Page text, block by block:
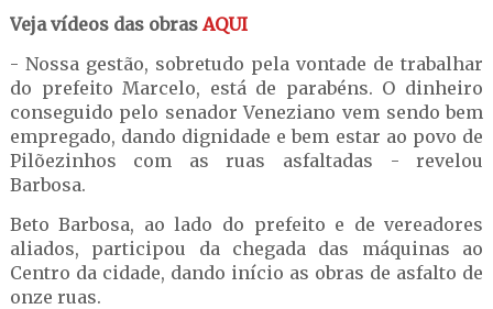
Veja vídeos das obrasAQUI
- Nossa gestão, sobretudo pela vontade de trabalhar
do prefeito Marcelo, está de parabéns. O dinheiro
conseguido pelo senador Veneziano vem sendo bem
empregado, dando dignidade e bem estar ao povo de
Pilõezinhos com as ruas asfaltadas - revelou
Barbosa.
Beto Barbosa, ao lado do prefeito e de vereadores
aliados, participou da chegada das máquinas ao
Centro da cidade, dando início as obras de asfalto de
onze ruas.